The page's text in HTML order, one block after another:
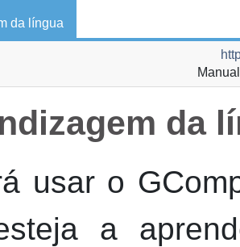
da língua
da
usar o
a